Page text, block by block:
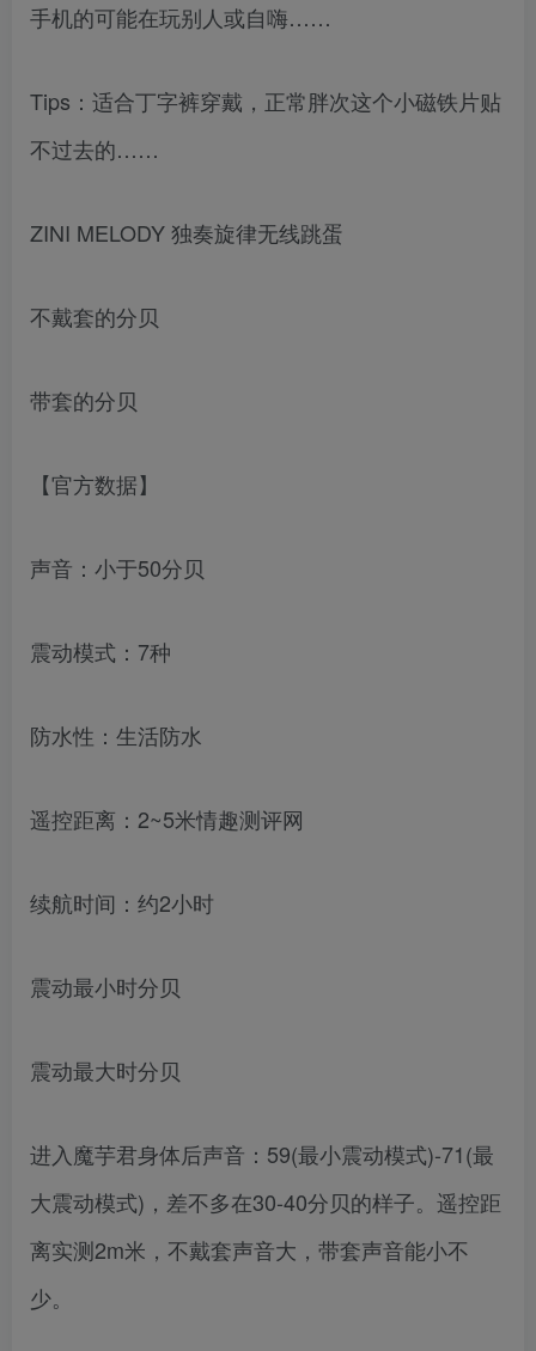
手机的可能在玩别人或自嗨……
Tips：适合丁字裤穿戴，正常胖次这个小磁铁片贴
不过去的……
ZINI MELODY 独奏旋律无线跳蛋
不戴套的分贝
带套的分贝
【官方数据】
声音：小于50分贝
震动模式：7种
防水性：生活防水
遥控距离：2~5米情趣测评网
续航时间：约2小时
震动最小时分贝
震动最大时分贝
进入魔芋君身体后声音：59(最小震动模式)-71(最
大震动模式)，差不多在30-40分贝的样子。遥控距
离实测2m米，不戴套声音大，带套声音能小不
少。